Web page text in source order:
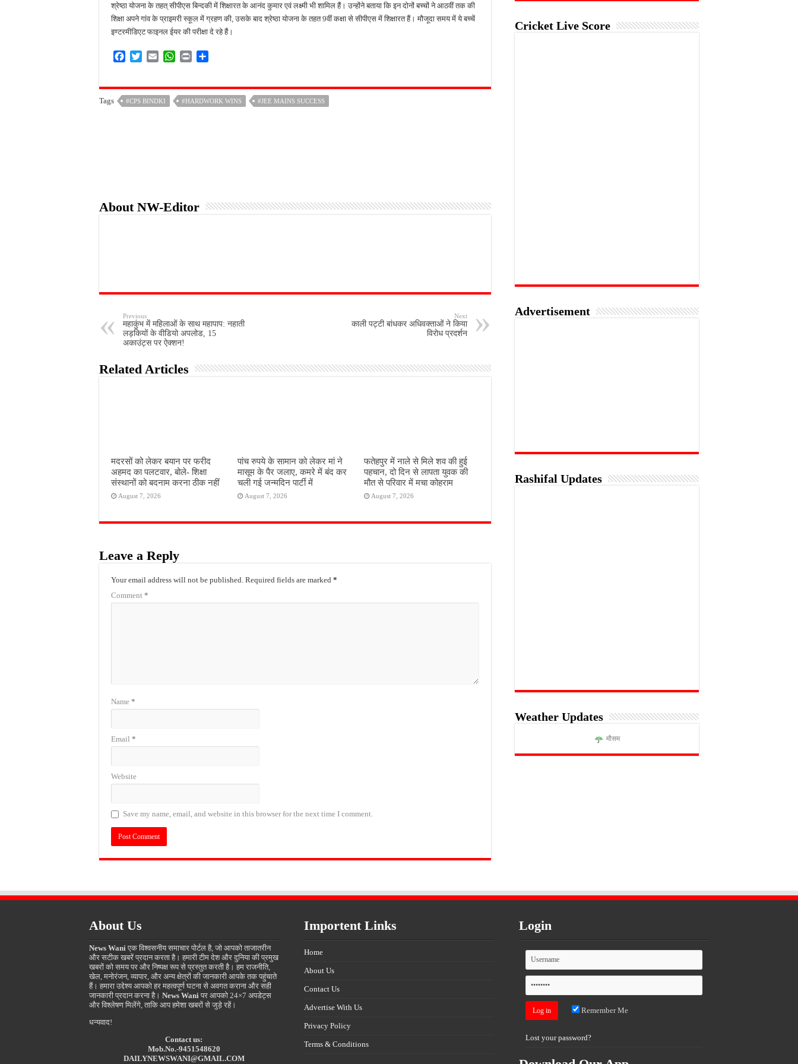
श्रेष्ठा योजना के तहत् सीपीएस बिन्दकी में शिक्षारत के आनंद कुमार एवं लक्ष्मी भी शामिल हैं। उन्होंने बताया कि इन दोनों बच्चों ने आठवीं तक की
शिक्षा अपने गांव के प्राइमरी स्कूल में ग्रहण की, उसके बाद श्रेष्ठा योजना के तहत 9वीं कक्षा से सीपीएस में शिक्षारत हैं। मौजूदा समय में ये बच्चें
इण्टरमीडिएट फाइनल ईयर की परीक्षा दे रहे हैं।
e
b
t
t
i
l
W
t
s
n
t
r
e
Tags #CPS BINDKI #HARDWORK WINS #JEE MAINS SUCCESS
About NW-Editor
Previous
महाकुंभ में महिलाओं के साथ महापाप: नहाती
लड़कियों के वीडियो अपलोड, 15
अकाउंट्स पर ऐक्शन!
Next
काली पट्टी बांधकर अधिवक्ताओं ने किया
विरोध प्रदर्शन
Related Articles
मदरसों को लेकर बयान पर फरीद
अहमद का पलटवार, बोले- शिक्षा
संस्थानों को बदनाम करना ठीक नहीं
August 7, 2026
पांच रुपये के सामान को लेकर मां ने
मासूम के पैर जलाए, कमरे में बंद कर
चली गई जन्मदिन पार्टी में
August 7, 2026
फतेहपुर में नाले से मिले शव की हुई
पहचान, दो दिन से लापता युवक की
मौत से परिवार में मचा कोहराम
August 7, 2026
Leave a Reply
Your email address will not be published. Required fields are marked *
Comment *
Name *
Email *
Website
Save my name, email, and website in this browser for the next time I comment.
Cricket Live Score
Advertisement
Rashifal Updates
Weather Updates
मौसम
About Us
News Waniएक विश्वसनीय समाचार पोर्टल है, जो आपको ताजातरीन
और सटीक खबरें प्रदान करता है। हमारी टीम देश और दुनिया की प्रमुख
खबरों को समय पर और निष्पक्ष रूप से प्रस्तुत करती है। हम राजनीति,
खेल, मनोरंजन, व्यापार, और अन्य क्षेत्रों की जानकारी आपके तक पहुंचाते
हैं। हमारा उद्देश्य आपको हर महत्वपूर्ण घटना से अवगत कराना और सही
जानकारी प्रदान करना है। News Waniपर आपको 24×7 अपडेट्स
और विश्लेषण मिलेंगे, ताकि आप हमेशा खबरों से जुड़े रहें।
धन्यवाद!
Contact us:
Mob.No.-9451548620
DAILYNEWSWANI@GMAIL.COM
Importent Links
Home
About Us
Contact Us
Advertise With Us
Privacy Policy
Terms & Conditions
Login
Remember Me
Lost your password?